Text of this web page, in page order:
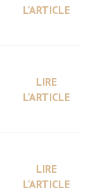
L'ARTICLE
LIRE
L'ARTICLE
LIRE
L'ARTICLE